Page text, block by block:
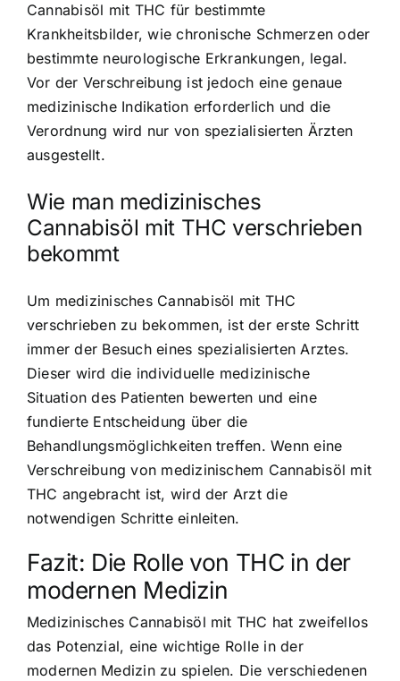
Cannabisöl mit THC für bestimmte
Krankheitsbilder, wie chronische Schmerzen oder
bestimmte neurologische Erkrankungen, legal.
Vor der Verschreibung ist jedoch eine genaue
medizinische Indikation erforderlich und die
Verordnung wird nur von spezialisierten Ärzten
ausgestellt.
Wie man medizinisches
Cannabisöl mit THC verschrieben
bekommt
Um medizinisches Cannabisöl mit THC
verschrieben zu bekommen, ist der erste Schritt
immer der Besuch eines spezialisierten Arztes.
Dieser wird die individuelle medizinische
Situation des Patienten bewerten und eine
fundierte Entscheidung über die
Behandlungsmöglichkeiten treffen. Wenn eine
Verschreibung von medizinischem Cannabisöl mit
THC angebracht ist, wird der Arzt die
notwendigen Schritte einleiten.
Fazit: Die Rolle von THC in der
modernen Medizin
Medizinisches Cannabisöl mit THC hat zweifellos
das Potenzial, eine wichtige Rolle in der
modernen Medizin zu spielen. Die verschiedenen